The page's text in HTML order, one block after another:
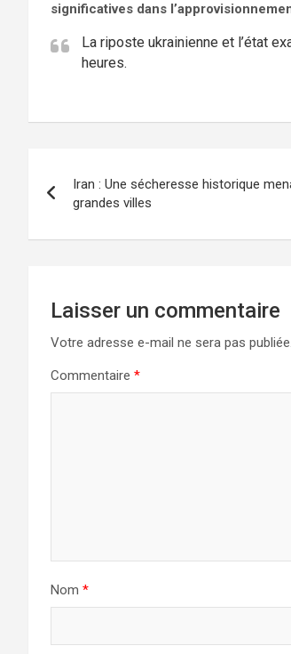
significatives dans
La riposte ukrainienne et l’état
heures.
Iran : Une sécheresse historique
grandes villes
Laisser un commentaire
Votre adresse e-mail ne sera pas publiée.
Commentaire *
Nom *